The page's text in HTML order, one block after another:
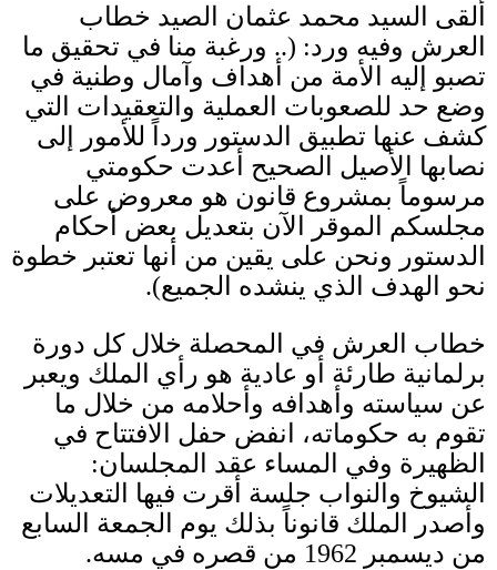
ألقى السيد محمد عثمان الصيد خطاب
العرش وفيه ورد: (.. ورغبة منا في تحقيق ما
تصبو إليه الأمة من أهداف وآمال وطنية في
وضع حد للصعوبات العملية والتعقيدات التي
كشف عنها تطبيق الدستور ورداً للأمور إلى
نصابها الأصيل الصحيح أعدت حكومتي
مرسوماً بمشروع قانون هو معروض على
مجلسكم الموقر الآن بتعديل بعض أحكام
الدستور ونحن على يقين من أنها تعتبر خطوة
نحو الهدف الذي ينشده الجميع).
خطاب العرش في المحصلة خلال كل دورة
برلمانية طارئة أو عادية هو رأي الملك ويعبر
عن سياسته وأهدافه وأحلامه من خلال ما
تقوم به حكوماته، انفض حفل الافتتاح في
الظهيرة وفي المساء عقد المجلسان:
الشيوخ والنواب جلسة أقرت فيها التعديلات
وأصدر الملك قانوناً بذلك يوم الجمعة السابع
من ديسمبر 1962 من قصره في مسه.